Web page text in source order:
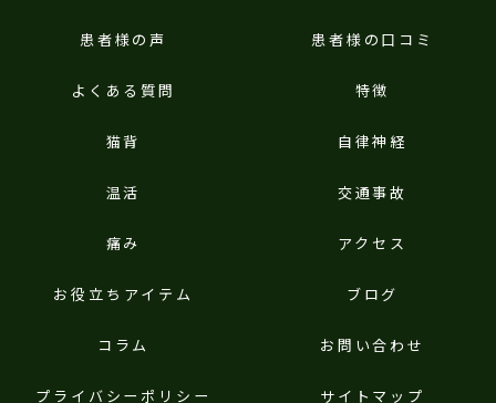
患者様の声 患者様の口コミ
よくある質問 特徴
猫背 自律神経
温活 交通事故
痛み アクセス
お役立ちアイテム ブログ
コラム お問い合わせ
プライバシーポリシー サイトマップ